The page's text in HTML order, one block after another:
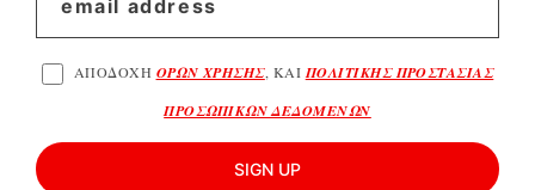
ΑΠΟΔΟΧΗ ΟΡΩΝ ΧΡΗΣΗΣ, ΚΑΙ ΠΟΛΙΤΙΚΗΣ ΠΡΟΣΤΑΣΙΑΣ
ΠΡΟΣΩΠΙΚΩΝ ΔΕΔΟΜΕΝΩΝ
SIGN UP